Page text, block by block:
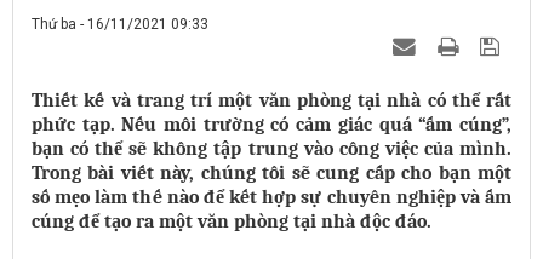
Thứ ba - 16/11/2021 09:33
Thiết kế và trang trí một văn phòng tại nhà có thể rất
phức tạp. Nếu môi trường có cảm giác quá “ấm cúng”,
bạn có thể sẽ không tập trung vào công việc của mình.
Trong bài viết này, chúng tôi sẽ cung cấp cho bạn một
số mẹo làm thế nào để kết hợp sự chuyên nghiệp và ấm
cúng để tạo ra một văn phòng tại nhà độc đáo.